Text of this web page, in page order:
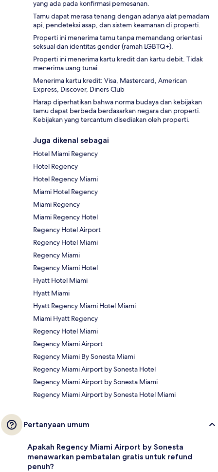
yang ada pada konfirmasi pemesanan.
Tamu dapat merasa tenang dengan adanya alat pemadam
api, pendeteksi asap, dan sistem keamanan di properti.
Properti ini menerima tamu tanpa memandang orientasi
seksual dan identitas gender (ramah LGBTQ+).
Properti ini menerima kartu kredit dan kartu debit. Tidak
menerima uang tunai.
Menerima kartu kredit: Visa, Mastercard, American
Express, Discover, Diners Club
Harap diperhatikan bahwa norma budaya dan kebijakan
tamu dapat berbeda berdasarkan negara dan properti.
Kebijakan yang tercantum disediakan oleh properti.
Juga dikenal sebagai
Hotel Miami Regency
Hotel Regency
Hotel Regency Miami
Miami Hotel Regency
Miami Regency
Miami Regency Hotel
Regency Hotel Airport
Regency Hotel Miami
Regency Miami
Regency Miami Hotel
Hyatt Hotel Miami
Hyatt Miami
Hyatt Regency Miami Hotel Miami
Miami Hyatt Regency
Regency Hotel Miami
Regency Miami Airport
Regency Miami By Sonesta Miami
Regency Miami Airport by Sonesta Hotel
Regency Miami Airport by Sonesta Miami
Regency Miami Airport by Sonesta Hotel Miami
Pertanyaan umum
Apakah Regency Miami Airport by Sonesta
menawarkan pembatalan gratis untuk refund
penuh?